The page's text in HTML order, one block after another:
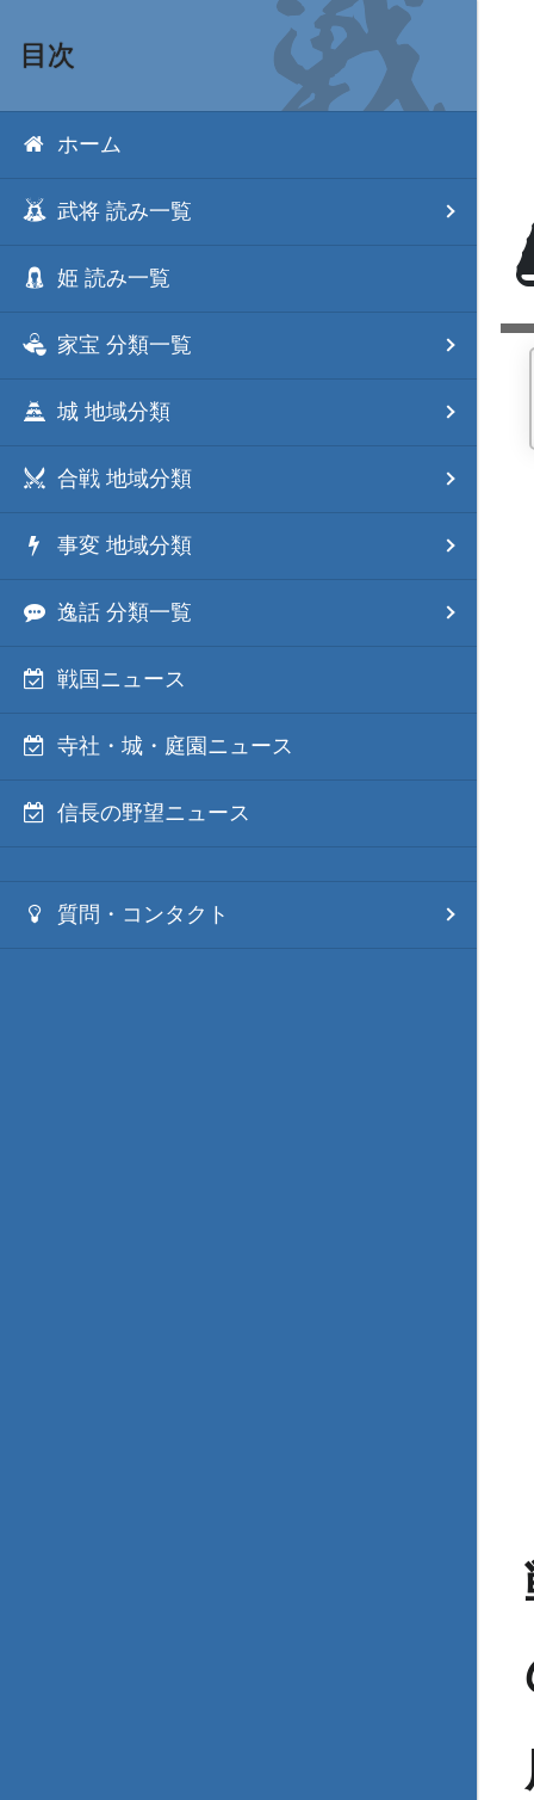
目次
ホーム
武将 読み一覧
姫 読み一覧
家宝 分類一覧
城 地域分類
合戦 地域分類
事変 地域分類
逸話 分類一覧
戦国ニュース
寺社・城・庭園ニュース
信長の野望ニュース
質問・コンタクト